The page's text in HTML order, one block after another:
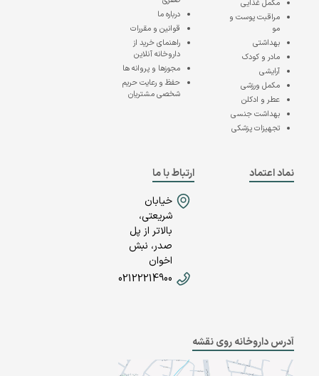
مکمل غذایی
مراقبت پوست و
مو
بهداشتی
مادر و کودک
آرایشی
مکمل ورزشی
عطر و ادکلن
بهداشت جنسی
تجهیزات پزشکی
درباره ما
قوانین و مقررات
راهنمای خرید از
داروخانه آنلاین
مجوزها و پروانه ها
حفظ و رعایت حریم
شخصی مشتریان
نماد اعتماد
ارتباط با ما
خیابان
شریعتی،
بالاتر از پل
صدر، نبش
اخوان
02122214900
آدرس داروخانه روی نقشه